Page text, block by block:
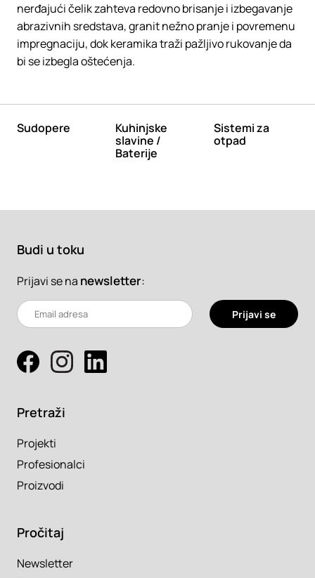
nerđajući čelik zahteva redovno brisanje i izbegavanje
abrazivnih sredstava, granit nežno pranje i povremenu
impregnaciju, dok keramika traži pažljivo rukovanje da
bi se izbegla oštećenja.
Sudopere
Kuhinjske
slavine /
Baterije
Sistemi za
otpad
Budi u toku
Prijavi se na newsletter:
Prijavi se
Pretraži
Projekti
Profesionalci
Proizvodi
Pročitaj
Newsletter